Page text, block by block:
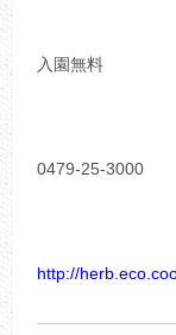
入園無料
0479-25-3000
http://